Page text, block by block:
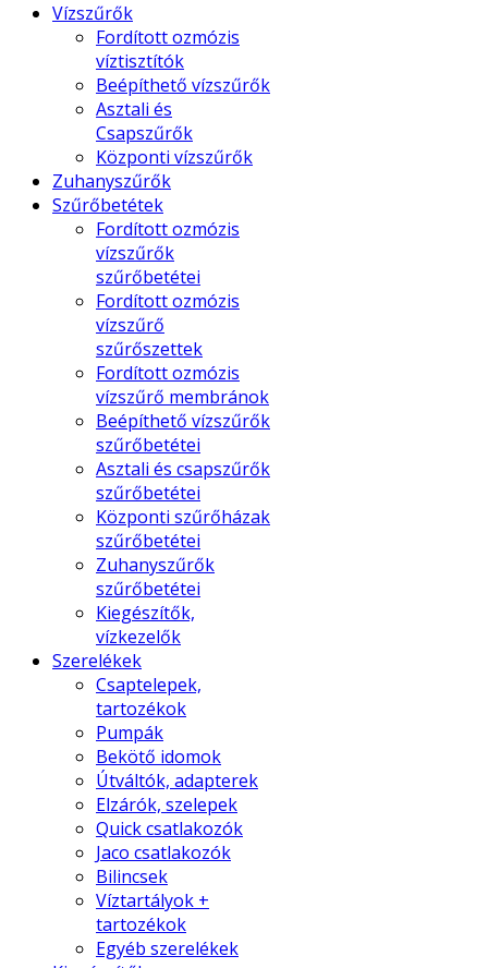
Vízszűrők
Fordított ozmózis
víztisztítók
Beépíthető vízszűrők
Asztali és
Csapszűrők
Központi vízszűrők
Zuhanyszűrők
Szűrőbetétek
Fordított ozmózis
vízszűrők
szűrőbetétei
Fordított ozmózis
vízszűrő
szűrőszettek
Fordított ozmózis
vízszűrő membránok
Beépíthető vízszűrők
szűrőbetétei
Asztali és csapszűrők
szűrőbetétei
Központi szűrőházak
szűrőbetétei
Zuhanyszűrők
szűrőbetétei
Kiegészítők,
vízkezelők
Szerelékek
Csaptelepek,
tartozékok
Pumpák
Bekötő idomok
Útváltók, adapterek
Elzárók, szelepek
Quick csatlakozók
Jaco csatlakozók
Bilincsek
Víztartályok +
tartozékok
Egyéb szerelékek